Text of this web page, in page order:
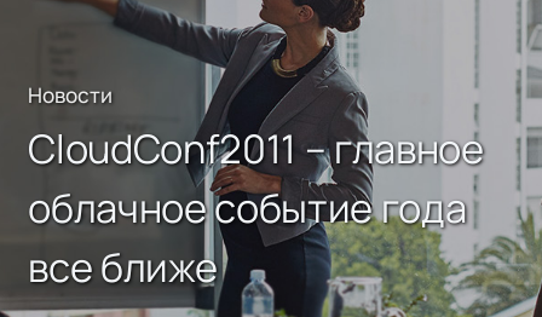
Новости
CloudConf2011 – главное
облачное событие года
все ближе